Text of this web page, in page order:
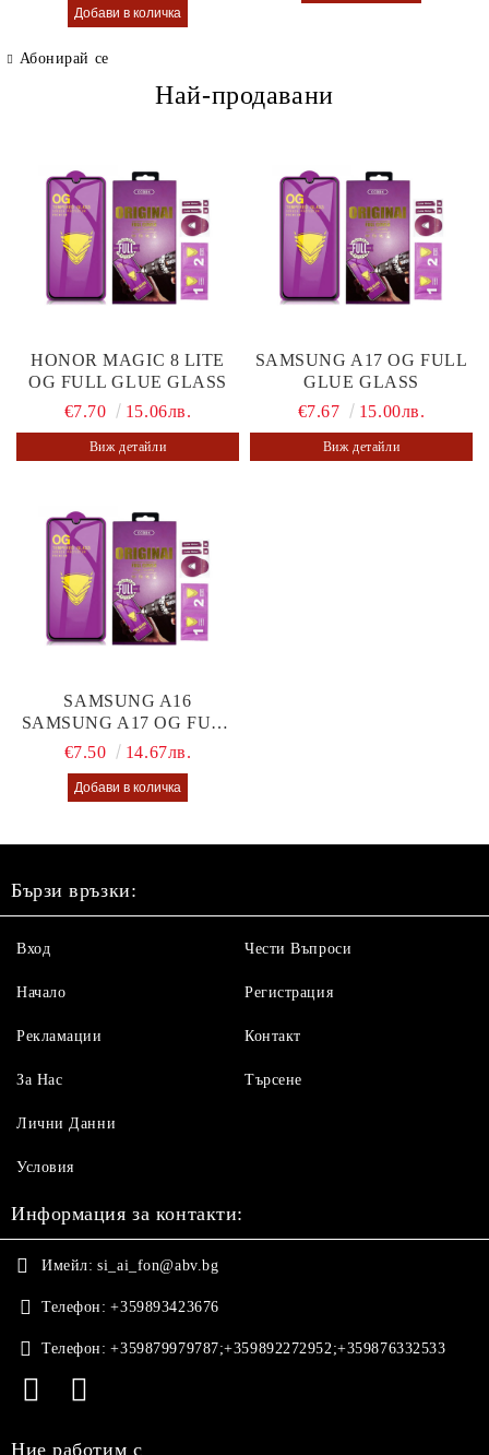
Абонирай се
Най-продавани
HONOR MAGIC 8 LITE
OG FULL GLUE GLASS
€7.70
15.06лв.
Виж детайли
SAMSUNG A17 OG FULL
GLUE GLASS
€7.67
15.00лв.
Виж детайли
SAMSUNG A16
SAMSUNG A17 OG FULL
GLUE GLASS
€7.50 14.67лв.
Бързи връзки:
Вход
Начало
Рекламации
За Нас
Чести Въпроси
Регистрация
Контакт
Търсене
Лични Данни
Условия
Информация за контакти:
Имейл: si_ai_fon@abv.bg
Телефон: +359893423676
Телефон: +359879979787;+359892272952;+359876332533
Ние работим с